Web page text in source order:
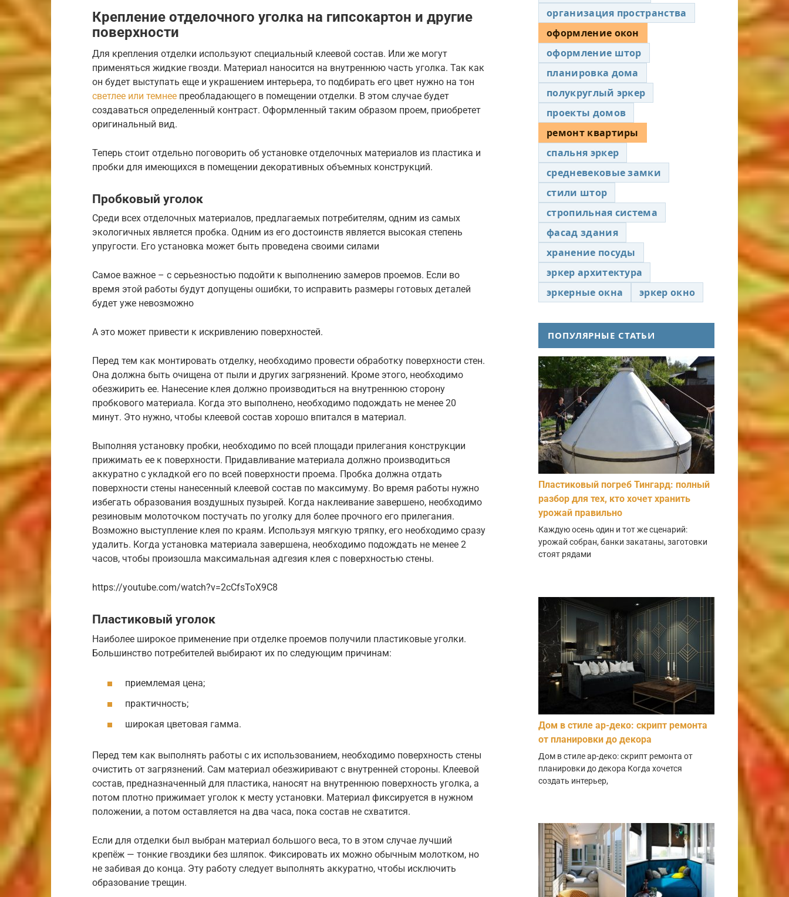
Крепление отделочного уголка на гипсокартон и другие
поверхности
Для крепления отделки используют специальный клеевой состав. Или же могут
применяться жидкие гвозди. Материал наносится на внутреннюю часть уголка. Так как
он будет выступать еще и украшением интерьера, то подбирать его цвет нужно на тон
светлее или темнее преобладающего в помещении отделки. В этом случае будет
создаваться определенный контраст. Оформленный таким образом проем, приобретет
оригинальный вид.
Теперь стоит отдельно поговорить об установке отделочных материалов из пластика и
пробки для имеющихся в помещении декоративных объемных конструкций.
Пробковый уголок
Среди всех отделочных материалов, предлагаемых потребителям, одним из самых
экологичных является пробка. Одним из его достоинств является высокая степень
упругости. Его установка может быть проведена своими силами
Самое важное – с серьезностью подойти к выполнению замеров проемов. Если во
время этой работы будут допущены ошибки, то исправить размеры готовых деталей
будет уже невозможно
А это может привести к искривлению поверхностей.
Перед тем как монтировать отделку, необходимо провести обработку поверхности стен.
Она должна быть очищена от пыли и других загрязнений. Кроме этого, необходимо
обезжирить ее. Нанесение клея должно производиться на внутреннюю сторону
пробкового материала. Когда это выполнено, необходимо подождать не менее 20
минут. Это нужно, чтобы клеевой состав хорошо впитался в материал.
Выполняя установку пробки, необходимо по всей площади прилегания конструкции
прижимать ее к поверхности. Придавливание материала должно производиться
аккуратно с укладкой его по всей поверхности проема. Пробка должна отдать
поверхности стены нанесенный клеевой состав по максимуму. Во время работы нужно
избегать образования воздушных пузырей. Когда наклеивание завершено, необходимо
резиновым молоточком постучать по уголку для более прочного его прилегания.
Возможно выступление клея по краям. Используя мягкую тряпку, его необходимо сразу
удалить. Когда установка материала завершена, необходимо подождать не менее 2
часов, чтобы произошла максимальная адгезия клея с поверхностью стены.
https://youtube.com/watch?v=2cCfsToX9C8
Пластиковый уголок
Наиболее широкое применение при отделке проемов получили пластиковые уголки.
Большинство потребителей выбирают их по следующим причинам:
приемлемая цена;
практичность;
широкая цветовая гамма.
Перед тем как выполнять работы с их использованием, необходимо поверхность стены
очистить от загрязнений. Сам материал обезжиривают с внутренней стороны. Клеевой
состав, предназначенный для пластика, наносят на внутреннюю поверхность уголка, а
потом плотно прижимает уголок к месту установки. Материал фиксируется в нужном
положении, а потом оставляется на два часа, пока состав не схватится.
Если для отделки был выбран материал большого веса, то в этом случае лучший
крепёж — тонкие гвоздики без шляпок. Фиксировать их можно обычным молотком, но
не забивая до конца. Эту работу следует выполнять аккуратно, чтобы исключить
образование трещин.
организация пространства
оформление окон
оформление штор
планировка дома
полукруглый эркер
проекты домов
ремонт квартиры
спальня эркер
средневековые замки
стили штор
стропильная система
фасад здания
хранение посуды
эркер архитектура
эркерные окна
эркер окно
ПОПУЛЯРНЫЕ СТАТЬИ
Пластиковый погреб Тингард: полный
разбор для тех, кто хочет хранить
урожай правильно
Каждую осень один и тот же сценарий:
урожай собран, банки закатаны, заготовки
стоят рядами
Дом в стиле ар-деко: скрипт ремонта
от планировки до декора
Дом в стиле ар-деко: скрипт ремонта от
планировки до декора Когда хочется
создать интерьер,